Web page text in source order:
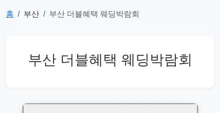
홈 부산 부산 더블혜택 웨딩박람회
부산 더블혜택 웨딩박람회